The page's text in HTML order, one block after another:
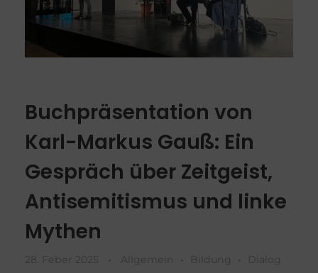
Buchpräsentation von
Karl-Markus Gauß: Ein
Gespräch über Zeitgeist,
Antisemitismus und linke
Mythen
28. Feber 2025 Allgemein Bildung Dialog